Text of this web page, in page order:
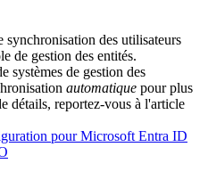
synchronisation des utilisateurs
de gestion des entités.
systèmes de gestion des
automatique pour plus
détails, reportez-vous à l'article
pour Microsoft Entra ID